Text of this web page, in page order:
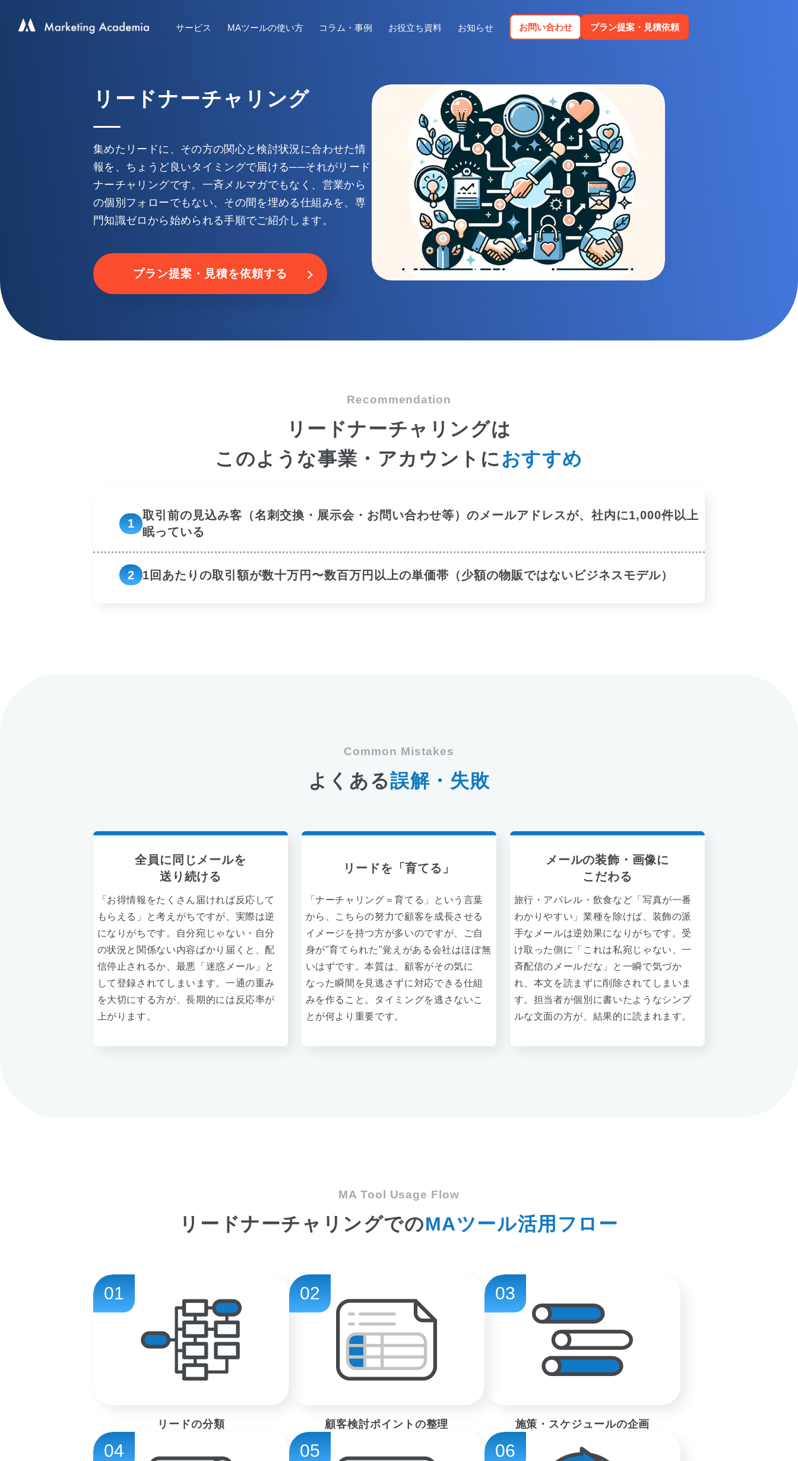
サービス MAツールの使い方 コラム・事例 お役立ち資料 お知らせ お問い合わせ プラン提案・見積依頼
リードナーチャリング
集めたリードに、その方の関心と検討状況に合わせた情
報を、ちょうど良いタイミングで届ける──それがリード
ナーチャリングです。一斉メルマガでもなく、営業から
の個別フォローでもない、その間を埋める仕組みを、専
門知識ゼロから始められる手順でご紹介します。
プラン提案・見積を依頼する
Recommendation
リードナーチャリングは
このような事業・アカウントにおすすめ
1
取引前の見込み客（名刺交換・展示会・お問い合わせ等）のメールアドレスが、社内に1,000件以上
眠っている
2 1回あたりの取引額が数十万円〜数百万円以上の単価帯（少額の物販ではないビジネスモデル）
Common Mistakes
よくある誤解・失敗
全員に同じメールを
送り続ける
「お得情報をたくさん届ければ反応して
もらえる」と考えがちですが、実際は逆
になりがちです。自分宛じゃない・自分
の状況と関係ない内容ばかり届くと、配
信停止されるか、最悪「迷惑メール」と
して登録されてしまいます。一通の重み
を大切にする方が、長期的には反応率が
上がります。
リードを「育てる」
「ナーチャリング＝育てる」という言葉
から、こちらの努力で顧客を成長させる
イメージを持つ方が多いのですが、ご自
身が"育てられた"覚えがある会社はほぼ無
いはずです。本質は、顧客がその気に
なった瞬間を見逃さずに対応できる仕組
みを作ること。タイミングを逃さないこ
とが何より重要です。
メールの装飾・画像に
こだわる
旅行・アパレル・飲食など「写真が一番
わかりやすい」業種を除けば、装飾の派
手なメールは逆効果になりがちです。受
け取った側に「これは私宛じゃない、一
斉配信のメールだな」と一瞬で気づか
れ、本文を読まずに削除されてしまいま
す。担当者が個別に書いたようなシンプ
ルな文面の方が、結果的に読まれます。
MA Tool Usage Flow
リードナーチャリングでのMAツール活用フロー
01
リードの分類
02
顧客検討ポイントの整理
03
施策・スケジュールの企画
04 05 06